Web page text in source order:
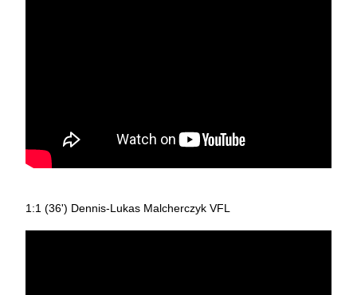
1:1 (36') Dennis-Lukas Malcherczyk VFL